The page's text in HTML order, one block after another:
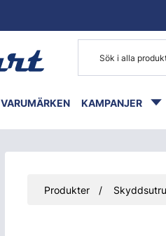
VARUMÄRKEN KAMPANJER
Produkter